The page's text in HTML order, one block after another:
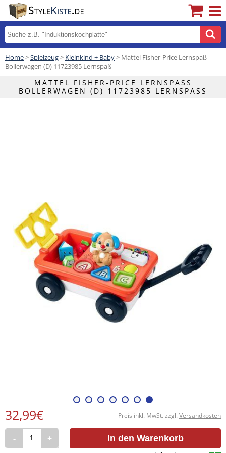
Home>Spielzeug> Kleinkind + Baby> Mattel Fisher-Price Lernspaß
Bollerwagen (D) 11723985 Lernspaß
MATTEL FISHER-PRICE LERNSPASS B
OLLERWAGEN (D) 11723985 LERNSPASS
Preis inkl. MwSt. zzgl. Versandkosten
32,99€
- + In den Warenkorb